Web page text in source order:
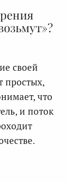
своей
простых,
что
и поток